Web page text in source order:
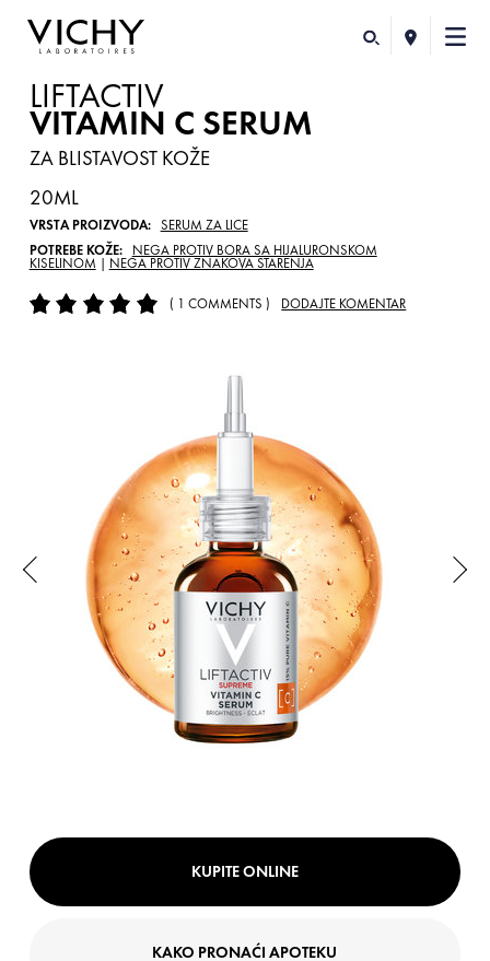
LIFTACTIV
VITAMIN C SERUM
ZA BLISTAVOST KOŽE
20ML
VRSTA PROIZVODA:
SERUM ZA LICE
POTREBE KOŽE:
NEGA PROTIV BORA SA HIJALURONSKOM
KISELINOM | NEGA PROTIV ZNAKOVA STARENJA
( 1 COMMENTS ) DODAJTE KOMENTAR
KUPITE ONLINE
KAKO PRONAĆI APOTEKU